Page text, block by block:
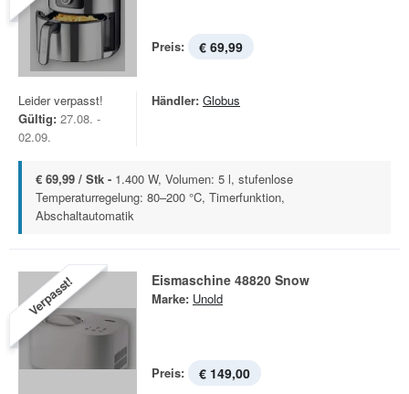
Preis: € 69,99
Leider verpasst!
Gültig: 27.08. -
02.09.
Händler: Globus
€ 69,99 / Stk - 1.400 W, Volumen: 5 l, stufenlose
Temperaturregelung: 80–200 °C, Timerfunktion,
Abschaltautomatik
Verpasst! Eismaschine 48820 Snow
Marke: Unold
Preis: € 149,00